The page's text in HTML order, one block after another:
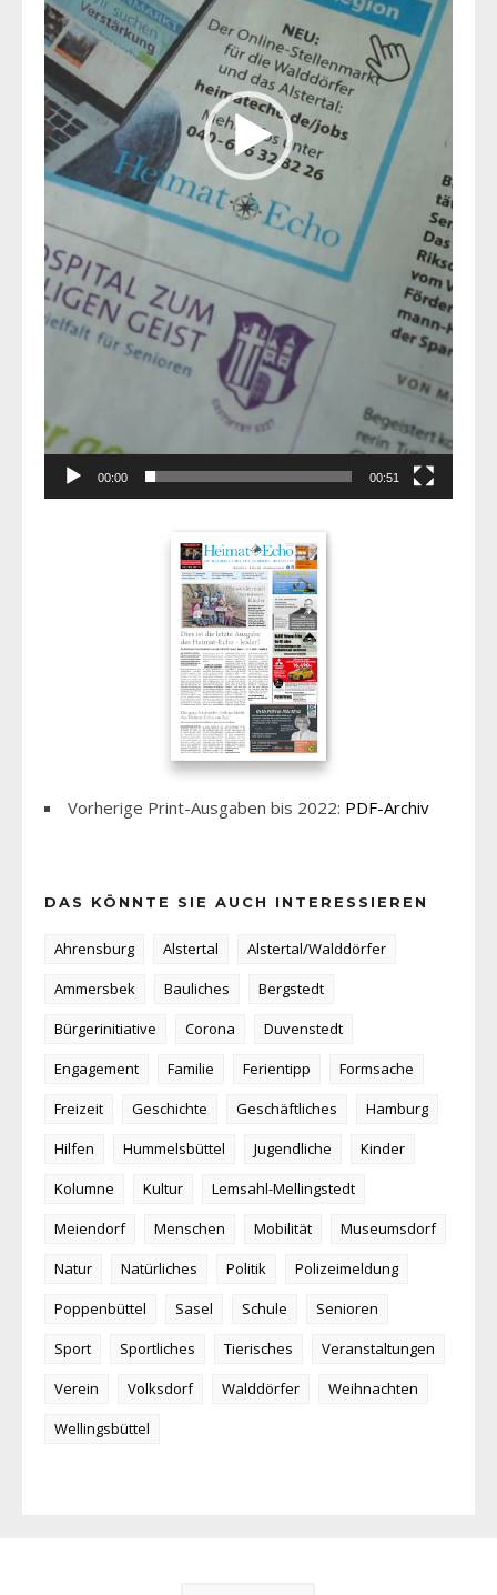
00:00 00:51
Vorherige Print-Ausgaben bis 2022: PDF-Archiv
DAS KÖNNTE SIE AUCH INTERESSIEREN
Ahrensburg Alstertal
Alstertal/Walddörfer
Ammersbek
Bauliches
Bergstedt
Bürgerinitiative
Corona
Duvenstedt
Engagement
Familie Ferientipp
Formsache
Freizeit
Geschichte Geschäftliches
Hamburg
Hilfen
Hummelsbüttel Jugendliche
Kinder
Kolumne
Kultur
Lemsahl-Mellingstedt
Meiendorf
Menschen Mobilität
Museumsdorf
Natur
Natürliches Politik
Polizeimeldung
Poppenbüttel
Sasel Schule
Senioren
Sport
Sportliches Tierisches
Veranstaltungen
Verein
Volksdorf Walddörfer
Weihnachten
Wellingsbüttel